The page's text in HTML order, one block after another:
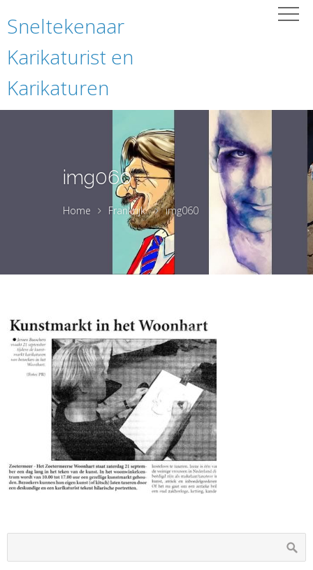
Sneltekenaar
Karikaturist en
Karikaturen
img060
Home Frankrijk img060